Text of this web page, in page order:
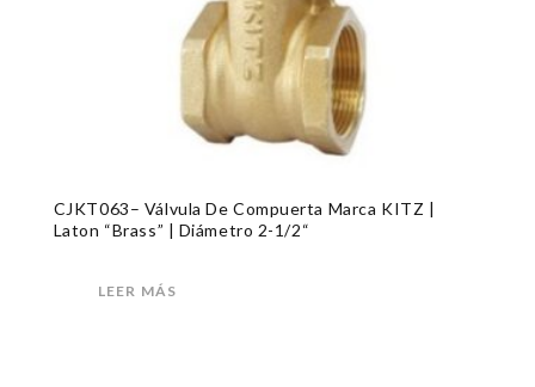
CJKT063– Válvula De Compuerta Marca KITZ |
Laton “Brass” | Diámetro 2-1/2“
LEER MÁS